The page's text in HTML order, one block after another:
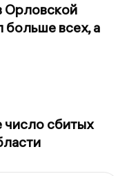
Орловской
больше всех, а
число сбитых